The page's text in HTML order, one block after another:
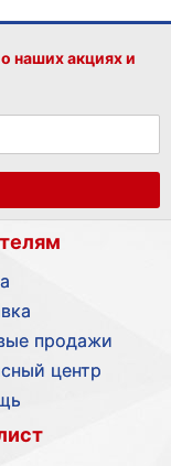
наших акциях и
продажи
центр